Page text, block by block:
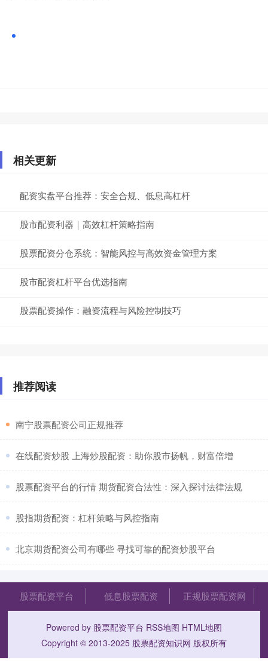
相关更新
配资实盘平台推荐：安全合规、低息高杠杆
股市配资利器｜高效杠杆策略指南
股票配资分仓系统：智能风控与高效资金管理方案
股市配资杠杆平台优选指南
股票配资操作：融资流程与风险控制技巧
推荐阅读
​南宁股票配资公司正规推荐
​在线配资炒股 上海炒股配资：助你股市扬帆，财富倍增
​股票配资平台的行情 期货配资合法性：深入探讨法律法规
​股指期货配资：杠杆策略与风控指南
​北京期货配资公司有哪些 寻找可靠的配资炒股平台
股票配资平台 低息股票配资 正规股票配资网
Powered by 股票配资平台 RSS地图 HTML地图
Copyright © 2013-2025 股票配资知识网 版权所有